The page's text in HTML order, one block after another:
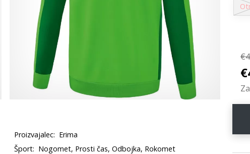
Proizvajalec: Erima
Šport: Nogomet, Prosti čas, Odbojka, Rokomet